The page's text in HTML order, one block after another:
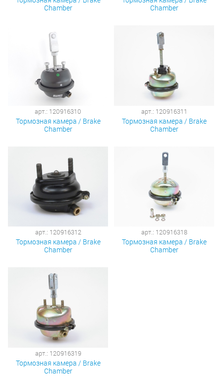
Chamber
Chamber
арт.: 120916310
Тормозная камера / Brake
Chamber
арт.: 120916311
Тормозная камера / Brake
Chamber
арт.: 120916312
Тормозная камера / Brake
Chamber
арт.: 120916318
Тормозная камера / Brake
Chamber
арт.: 120916319
Тормозная камера / Brake
Chamber